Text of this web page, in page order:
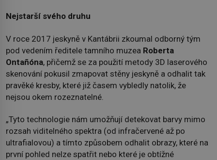
Nejstarší svého druhu
V roce 2017 jeskyně v Kantábrii zkoumal odborný tým
pod vedením ředitele tamního muzea Roberta
Ontañóna, přičemž se za použití metody 3D laserového
skenování pokusil zmapovat stěny jeskyně a odhalit tak
pravěké kresby, které již časem vybledly natolik, že
nejsou okem rozeznatelné.
„Tyto technologie nám umožňují detekovat barvy mimo
rozsah viditelného spektra (od infračervené až po
ultrafialovou) a tímto způsobem odhalit obrazy, které na
první pohled nelze spatřit nebo které je obtížné